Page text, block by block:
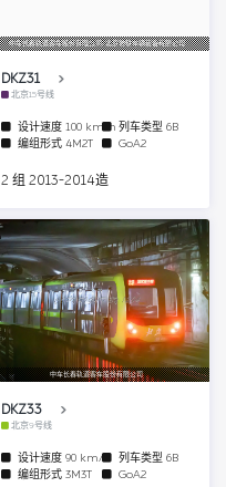
中车长春轨道客车股份有限公司/北京地铁车辆装备有限公司
DKZ31
北京15号线
设计速度 100 km/h列车类型 6B
编组形式 4M2T GoA2
2 组 2013-2014造
中车长春轨道客车股份有限公司
DKZ33
北京9号线
设计速度 90 km/h 列车类型 6B
编组形式 3M3T GoA2